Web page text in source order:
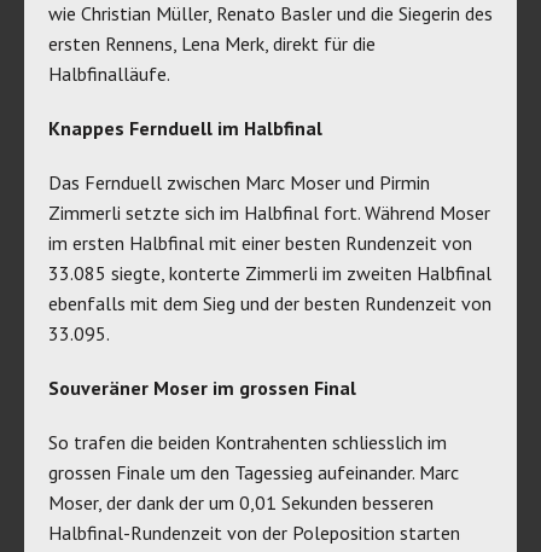
wie Christian Müller, Renato Basler und die Siegerin des
ersten Rennens, Lena Merk, direkt für die
Halbfinalläufe.
Knappes Fernduell im Halbfinal
Das Fernduell zwischen Marc Moser und Pirmin
Zimmerli setzte sich im Halbfinal fort. Während Moser
im ersten Halbfinal mit einer besten Rundenzeit von
33.085 siegte, konterte Zimmerli im zweiten Halbfinal
ebenfalls mit dem Sieg und der besten Rundenzeit von
33.095.
Souveräner Moser im grossen Final
So trafen die beiden Kontrahenten schliesslich im
grossen Finale um den Tagessieg aufeinander. Marc
Moser, der dank der um 0,01 Sekunden besseren
Halbfinal-Rundenzeit von der Poleposition starten